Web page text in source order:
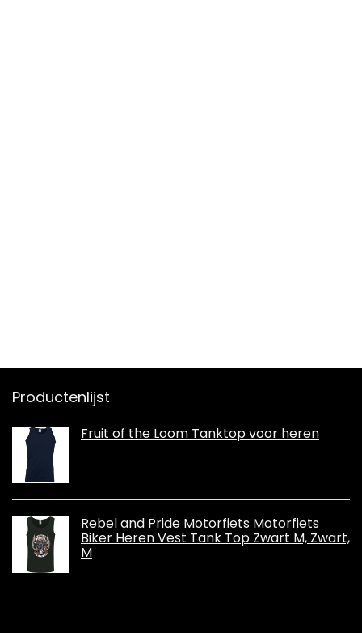
Productenlijst
Fruit of the Loom Tanktop voor heren
Rebel and Pride Motorfiets Motorfiets
Biker Heren Vest Tank Top Zwart M, Zwart,
M